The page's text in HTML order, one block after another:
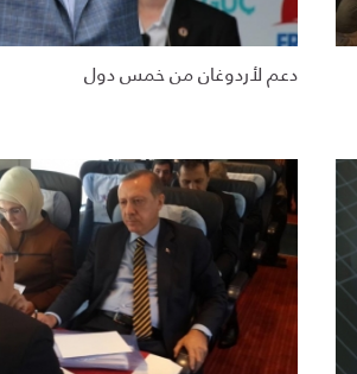
دعم لأردوغان من خمس دول